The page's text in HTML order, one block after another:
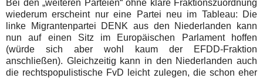
Bei den „weiteren Parteien“ ohne klare Fraktionszuordnung
wiederum erscheint nur eine Partei neu im Tableau: Die
linke Migrantenpartei DENK aus den Niederlanden kann
nun auf einen Sitz im Europäischen Parlament hoffen
(würde sich aber wohl kaum der EFDD-Fraktion
anschließen). Gleichzeitig kann in den Niederlanden auch
die rechtspopulistische FvD leicht zulegen, die schon eher